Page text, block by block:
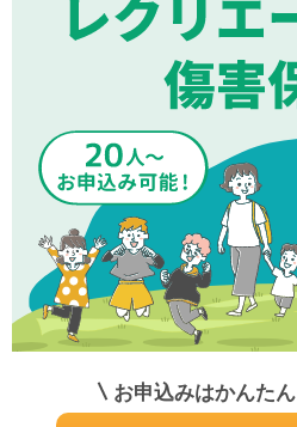
お申込みはかんたん